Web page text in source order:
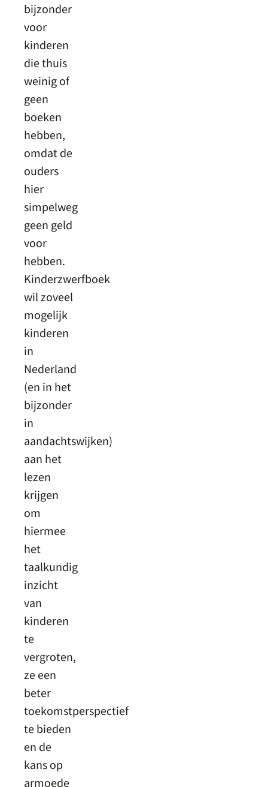
bijzonder
voor
kinderen
die thuis
weinig of
geen
boeken
hebben,
omdat de
ouders
hier
simpelweg
geen geld
voor
hebben.
Kinderzwerfboek
wil zoveel
mogelijk
kinderen
in
Nederland
(en in het
bijzonder
in
aandachtswijken)
aan het
lezen
krijgen
om
hiermee
het
taalkundig
inzicht
van
kinderen
te
vergroten,
ze een
beter
toekomstperspectief
te bieden
en de
kans op
armoede